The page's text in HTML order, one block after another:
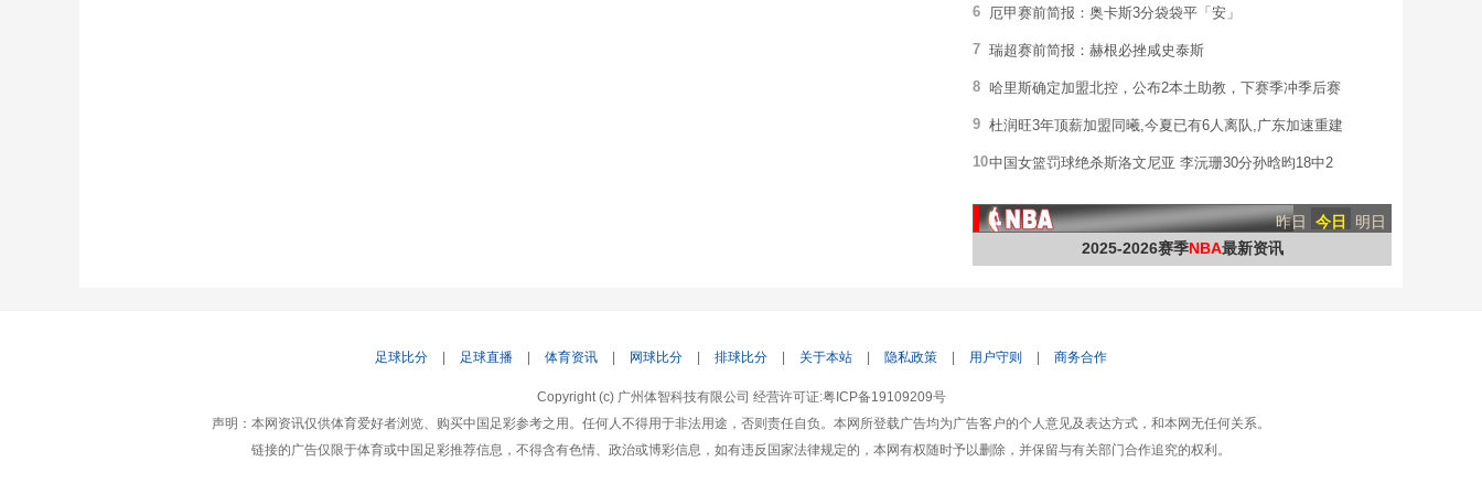
6 厄甲赛前简报：奥卡斯3分袋袋平「安」
7 瑞超赛前简报：赫根必挫咸史泰斯
8 哈里斯确定加盟北控，公布2本土助教，下赛季冲季后赛
9 杜润旺3年顶薪加盟同曦,今夏已有6人离队,广东加速重建
10中国女篮罚球绝杀斯洛文尼亚 李沅珊30分孙晗昀18中2
昨日 今日
明日
2025-2026赛季NBA最新资讯
足球比分 足球直播 体育资讯 网球比分 排球比分 关于本站 隐私政策 用户守则 商务合作
Copyright (c) 广州体智科技有限公司 经营许可证:粤ICP备19109209号
声明：本网资讯仅供体育爱好者浏览、购买中国足彩参考之用。任何人不得用于非法用途，否则责任自负。本网所登载广告均为广告客户的个人意见及表达方式，和本网无任何关系。
链接的广告仅限于体育或中国足彩推荐信息，不得含有色情、政治或博彩信息，如有违反国家法律规定的，本网有权随时予以删除，并保留与有关部门合作追究的权利。